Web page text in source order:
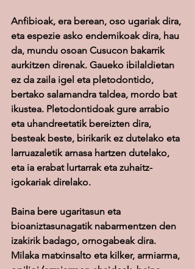
Anfibioak, era berean, oso ugariak dira,
eta espezie asko endemikoak dira, hau
da, mundu osoan Cusucon bakarrik
aurkitzen direnak. Gaueko ibilaldietan
ez da zaila igel eta pletodontido,
bertako salamandra taldea, mordo bat
ikustea. Pletodontidoak gure arrabio
eta uhandreetatik bereizten dira,
besteak beste, birikarik ez dutelako eta
larruazaletik arnasa hartzen dutelako,
eta ia erabat lurtarrak eta zuhaitz-
igokariak direlako.
Baina bere ugaritasun eta
bioaniztasunagatik nabarmentzen den
izakirik badago, ornogabeak dira.
Milaka matxinsalto eta kilker, armiarma,